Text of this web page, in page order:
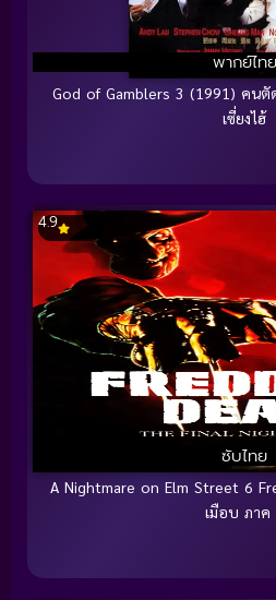
พากย์ไทย
God of Gamblers 3 (1991) คนตั
เซี่ยงไฮ้
ซับไทย
4.9
A Nightmare on Elm Street 6
เมือบ ภาค